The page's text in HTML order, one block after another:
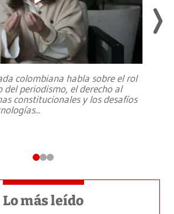
colombiana habla sobre el rol
del periodismo, el derecho al
constitucionales y los desafíos
...
Lo más leído